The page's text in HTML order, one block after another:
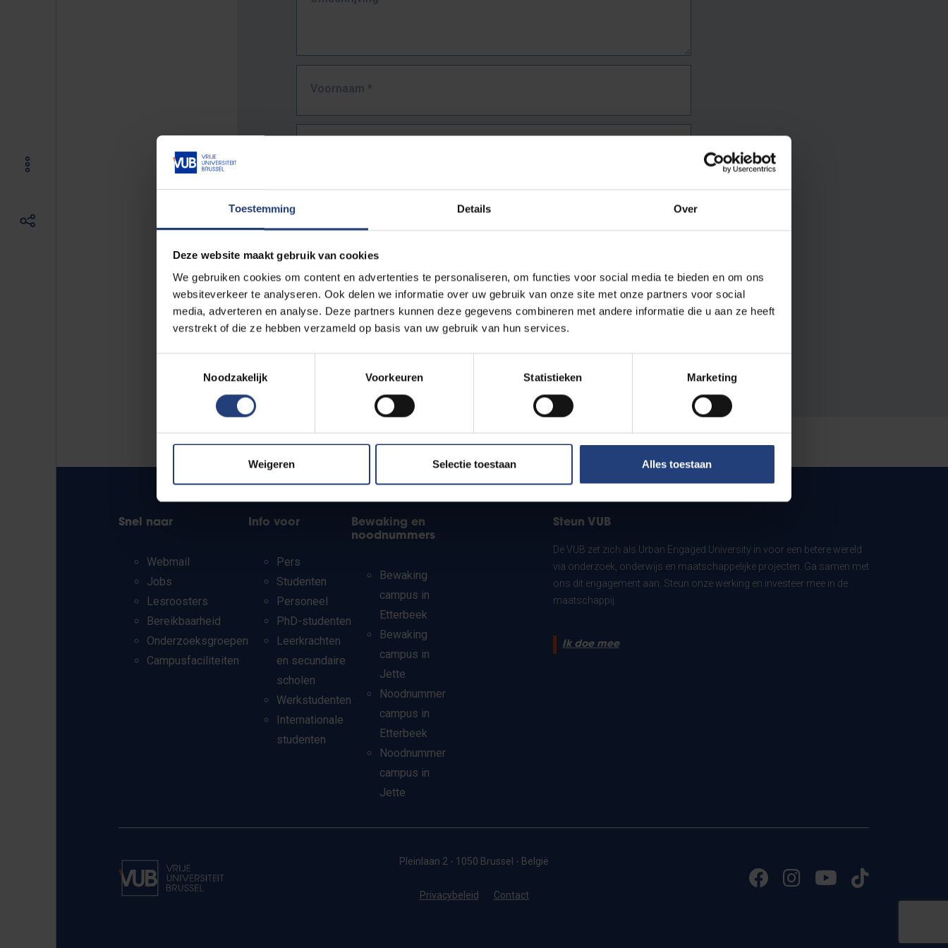
Toestemming Details Over
Deze website maakt gebruik van cookies
We gebruiken cookies om content en advertenties te personaliseren, om functies voor social media te bieden en om ons
websiteverkeer te analyseren. Ook delen we informatie over uw gebruik van onze site met onze partners voor social
media, adverteren en analyse. Deze partners kunnen deze gegevens combineren met andere informatie die u aan ze heeft
verstrekt of die ze hebben verzameld op basis van uw gebruik van hun services.
Noodzakelijk
Voorkeuren Statistieken Marketing
Weigeren Selectie toestaan Alles toestaan
Voornaam *
URL*
De volledige URL van de pagina waar je de fout zag.
Bv. https://www.vub.be/nl/studeren-aan-de-vub/alle-opleidingen
Snel naar
Webmail
Jobs
Lesroosters
Bereikbaarheid
Onderzoeksgroepen
Campusfaciliteiten
Info voor
Pers
Studenten
Personeel
PhD-studenten
Leerkrachten
en secundaire
scholen
Werkstudenten
Internationale
studenten
Bewaking en
noodnummers
Bewaking
campus in
Etterbeek
Bewaking
campus in
Jette
Noodnummer
campus in
Etterbeek
Noodnummer
campus in
Jette
Steun VUB
De VUB zet zich als Urban Engaged University in voor een betere wereld
via onderzoek, onderwijs en maatschappelijke projecten. Ga samen met
ons dit engagement aan. Steun onze werking en investeer mee in de
maatschappij.
Ik doe mee
Pleinlaan 2 - 1050 Brussel - België
Privacybeleid Contact